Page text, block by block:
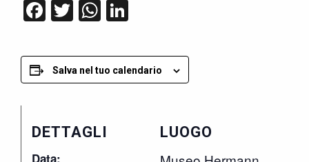
Facebook
TwitterWhatsApp
Salva nel tuo calendario
DETTAGLI
Data:
LUOGO